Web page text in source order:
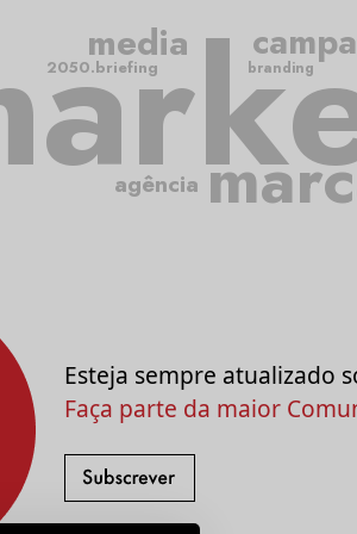
media
agência
2050.briefing branding
Esteja sempre atualizado
Faça parte da maior